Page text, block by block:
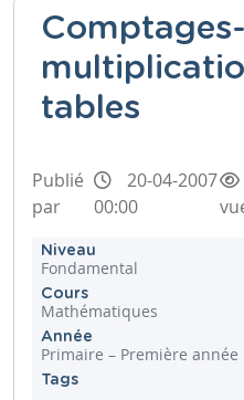
Comptages-
tables
Publié
par
20-04-2007
00:00
Niveau
Fondamental
Cours
Mathématiques
Année
Primaire – Première année
Tags